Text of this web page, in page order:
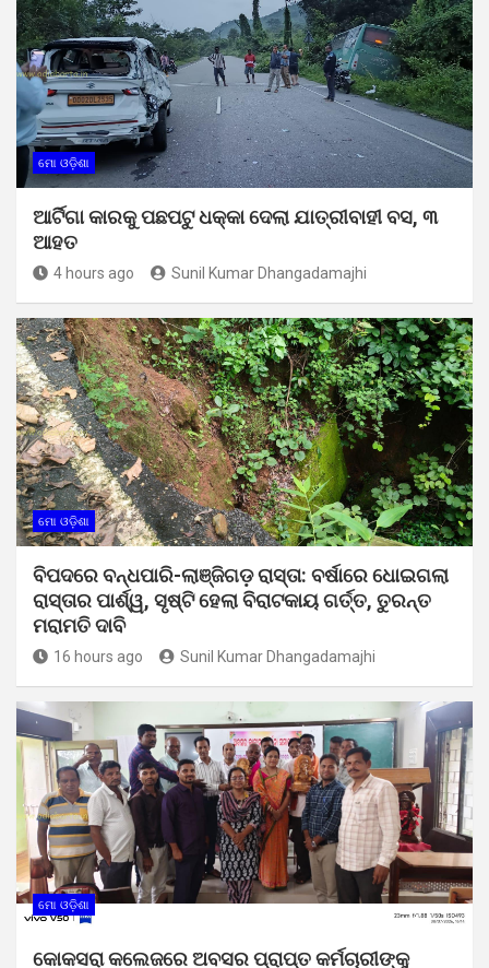
ମୋ ଓଡ଼ିଶା
ଆର୍ଟିଗା କାରକୁ ପଛପଟୁ ଧକ୍କା ଦେଲା ଯାତ୍ରୀବାହୀ ବସ, ୩
ଆହତ
4 hours ago Sunil Kumar Dhangadamajhi
ମୋ ଓଡ଼ିଶା
ବିପଦରେ ବନ୍ଧପାରି-ଲାଞ୍ଜିଗଡ଼ ରାସ୍ତା: ବର୍ଷାରେ ଧୋଇଗଲା
ରାସ୍ତାର ପାର୍ଶ୍ୱ, ସୃଷ୍ଟି ହେଲା ବିରାଟକାୟ ଗର୍ତ୍ତ, ତୁରନ୍ତ
ମରାମତି ଦାବି
16 hours ago Sunil Kumar Dhangadamajhi
ମୋ ଓଡ଼ିଶା
କୋକସରା କଲେଜରେ ଅବସର ପ୍ରାପ୍ତ କର୍ମଚାରୀଙ୍କୁ